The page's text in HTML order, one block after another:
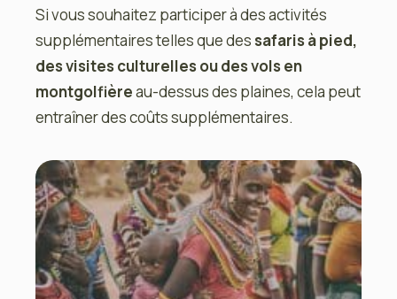
Si vous souhaitez participer à des activités
supplémentaires telles que des safaris à pied,
des visites culturelles ou des vols en
montgolfièreau-dessus des plaines, cela peut
entraîner des coûts supplémentaires.